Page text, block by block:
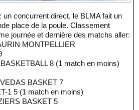
place de la poule. Classement
journée et dernière des matchs aller:
MONTPELLIER
8 (1 match en moins)
BASKET 7
1 5 (1 match en moins)
BASKET 5